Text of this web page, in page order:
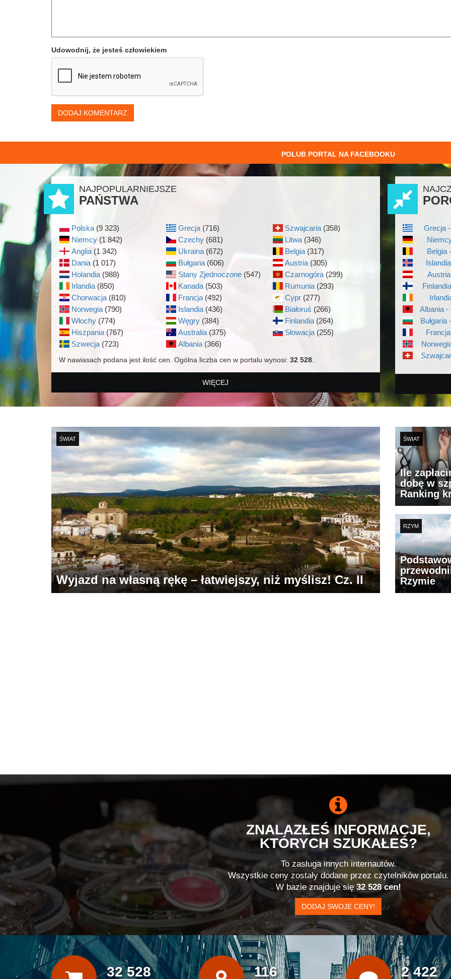
Udowodnij, że jesteś człowiekiem
DODAJ KOMENTARZ
POLUB PORTAL NA FACEBOOKU
NAJPOPULARNIEJSZE
PAŃSTWA
Polska (9 323)
Niemcy (1 842)
Anglia (1 342)
Dania (1 017)
Holandia (988)
Irlandia (850)
Chorwacja (810)
Norwegia (790)
Włochy (774)
Hiszpania (767)
Szwecja (723)
Grecja (716)
Czechy (681)
Ukraina (672)
Bułgaria (606)
Stany Zjednoczone (547)
Kanada (503)
Francja (492)
Islandia (436)
Węgry (384)
Australia (375)
Albania (366)
Szwajcaria (358)
Litwa (346)
Belgia (317)
Austria (305)
Czarnogóra (299)
Rumunia (293)
Cypr (277)
Białoruś (266)
Finlandia (264)
Słowacja (255)
W nawiasach podana jest ilość cen. Ogólna liczba cen w portalu wynosi: 32 528
WIĘCEJ
Grecja
Belgia
Albania -
Bułgaria
ŚWIAT
Wyjazd na własną rękę – łatwiejszy, niż myślisz! Cz. II
ŚWIAT
Ile
dobę w
Ranking
RZYM
Rzymie
ZNALAZŁEŚ INFORMACJE,
KTÓRYCH SZUKAŁEŚ?
To zasługa innych internautów.
Wszystkie ceny zostały dodane przez czytelników portalu.
W bazie znajduje się32 528 cen!
DODAJ SWOJE CENY!
32 528 116 2 422